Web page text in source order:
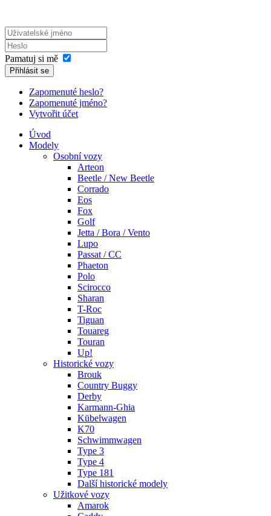
Pamatuj si mě
Přihlásit se
Zapomenuté heslo?
Zapomenuté jméno?
Vytvořit účet
Úvod
Modely
Osobní vozy
Arteon
Beetle / New Beetle
Corrado
Eos
Fox
Golf
Jetta / Bora / Vento
Lupo
Passat / CC
Phaeton
Polo
Scirocco
Sharan
T-Roc
Tiguan
Touareg
Touran
Up!
Historické vozy
Brouk
Country Buggy
Derby
Karmann-Ghia
Kübelwagen
K70
Schwimmwagen
Type 3
Type 4
Type 181
Další historické modely
Užitkové vozy
Amarok